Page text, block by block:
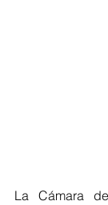
La Cámara